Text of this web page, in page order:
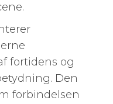
fortidens og
Den
forbindelsen